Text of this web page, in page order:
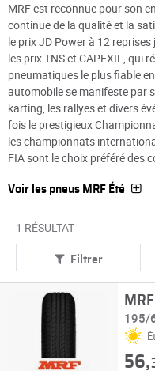
MRF est reconnue pour son
continue de la qualité et la
le prix JD Power à 12
les prix TNS et CAPEXIL, qui
pneumatiques le plus fiable
automobile se manifeste par
karting, les rallyes et divers
fois le prestigieux
les championnats
FIA sont le choix préféré des
Voir les pneus MRF Été
1 RÉSULTAT
Filtrer
195/
56,